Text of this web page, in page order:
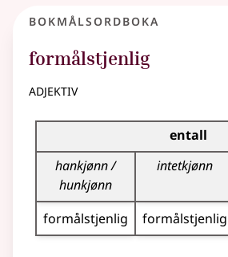
Bokmålsordboka
formålstjenlig
adjektiv
Bøyingstabell for dette adjektivet
entall
hankjønn /
hunkjønn
intetkjønn
formålstjenlig formålstjenlig